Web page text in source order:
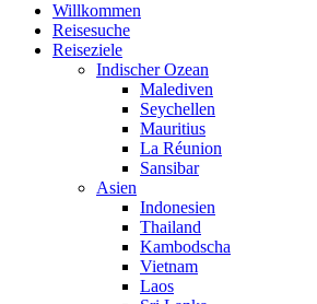
Willkommen
Reisesuche
Reiseziele
Indischer Ozean
Malediven
Seychellen
Mauritius
La Réunion
Sansibar
Asien
Indonesien
Thailand
Kambodscha
Vietnam
Laos